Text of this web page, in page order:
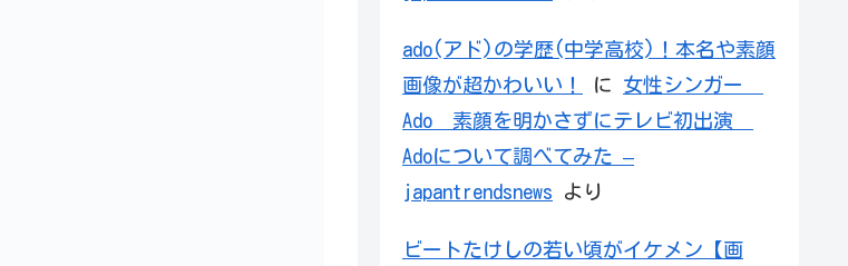
ado(アド)の学歴(中学高校)！本名や素顔
画像が超かわいい！
に 女性シンガー
Ado 素顔を明かさずにテレビ初出演
Adoについて調べてみた –
japantrendsnews より
ビートたけしの若い頃がイケメン【画